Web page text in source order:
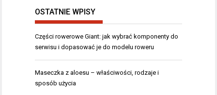
OSTATNIE WPISY
Części rowerowe Giant: jak wybrać komponenty do
serwisu i dopasować je do modelu roweru
Maseczka z aloesu – właściwości, rodzaje i
sposób użycia